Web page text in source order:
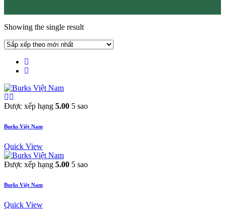
Showing the single result
Được xếp hạng 5.00 5 sao
Burks Việt Nam
Quick View
Được xếp hạng 5.00 5 sao
Burks Việt Nam
Quick View